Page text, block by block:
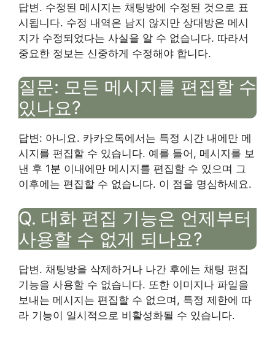
답변. 수정된 메시지는 채팅방에 수정된 것으로 표
시됩니다. 수정 내역은 남지 않지만 상대방은 메시
지가 수정되었다는 사실을 알 수 없습니다. 따라서
중요한 정보는 신중하게 수정해야 합니다.
질문: 모든 메시지를 편집할 수
있나요?
답변: 아니요. 카카오톡에서는 특정 시간 내에만 메
시지를 편집할 수 있습니다. 예를 들어, 메시지를 보
낸 후 1분 이내에만 메시지를 편집할 수 있으며 그
이후에는 편집할 수 없습니다. 이 점을 명심하세요.
Q. 대화 편집 기능은 언제부터
사용할 수 없게 되나요?
답변. 채팅방을 삭제하거나 나간 후에는 채팅 편집
기능을 사용할 수 없습니다. 또한 이미지나 파일을
보내는 메시지는 편집할 수 없으며, 특정 제한에 따
라 기능이 일시적으로 비활성화될 수 있습니다.